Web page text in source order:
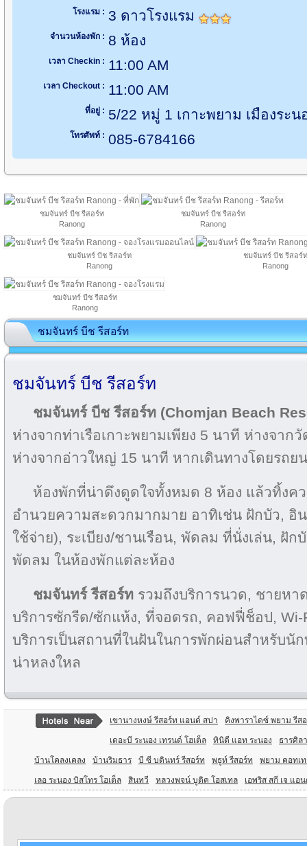
โรงแรม : 3 ดาวโรงแรม
จำนวนห้องพัก : 8 ห้อง
เวลา Checkin : 11:00 AM
เวลา Checkout : 11:00 AM
ที่อยู่ : 5/22 หมู่ 1 เกาะพยาม เมืองระน
โทรศัพท์ : 085-6784166
ชมจันทร์ บีช รีสอร์ท
Ranong
ชมจันทร์ บีช รีสอร์ท
Ranong
ชมจันทร์ บีช รีสอร์ท
Ranong
ชมจันทร์ บีช รีสอร์ท
Ranong
ชมจันทร์ บีช รีสอร์ท
Ranong
ชมจันทร์ บีช รีสอร์ท
ชมจันทร์ บีช รีสอร์ท
ชมจันทร์ บีช รีสอร์ท (Chomjan Beach
ห่างจากท่า​​เรือเกาะพยามเพียง 5 นาที ห่างจาก
ห่างจากอ่าวใหญ่ 15 นาที หากเดินทางโดยรถย
ห้องพักที่น่าดึงดูดใจทั้งหมด 8 ห้อง แล้วทิ้งค
อำนวยความสะดวกมากมาย อาทิเช่น ฝักบัว, อิน
ใช้จ่าย), ระเบียง/ชานเรือน, พัดลม ที่นั่งเล่น, ฝัก
พัดลม ในห้องพักแต่ละห้อง
ชมจันทร์ รีสอร์ท รวมถึงบริการนวด, ชายห
บริการซักรีด/ซักแห้ง, ที่จอดรถ, คอฟฟี่ช็อป,
บริการเป็นสถานที่ในฝันในการพักผ่อนสำหรับนั
น่าหลงใหล
เขานางหงษ์ รีสอร์ท แอนด์ สปา คิงพาราไดซ์ พยาม รีส
เดอะบี ระนอง เทรนด์ โฮเต็ล ทินิดี แอท ระนอง ธารศิล
บ้านโคลงเคลง บ้านริมธาร บี ซี บดินทร์ รีสอร์ท พธูท์ รีสอร์ท พยาม คอทเ
เลอ ระนอง บิสโทร โฮเต็ล สินทวี หลวงพจน์ บูติค โฮสเทล เอพริส สกี เจ แอ